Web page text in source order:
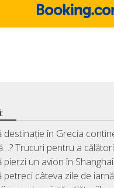
destinație în Grecia
Trucuri pentru a
pierzi un avion în
petreci câteva zile de